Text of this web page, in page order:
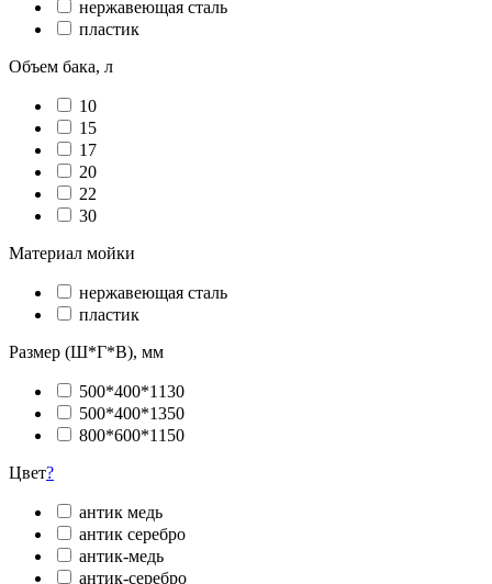
нержавеющая сталь
пластик
Объем бака, л
10
15
17
20
22
30
Материал мойки
нержавеющая сталь
пластик
Размер (Ш*Г*В), мм
500*400*1130
500*400*1350
800*600*1150
Цвет?
антик медь
антик серебро
антик-медь
антик-серебро